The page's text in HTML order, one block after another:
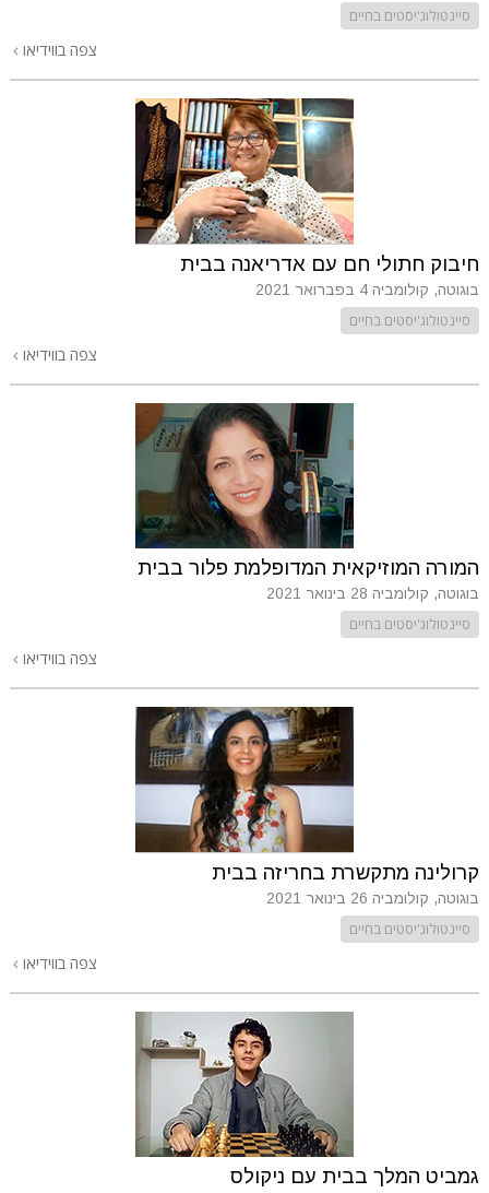
סיינטולוג'יסטים בחיים
צפה בווידיאו
חיבוק חתולי חם עם אדריאנה בבית
בוגוטה, קולומביה 4 בפברואר 2021
סיינטולוג'יסטים בחיים
צפה בווידיאו
המורה המוזיקאית המדופלמת פלור בבית
בוגוטה, קולומביה 28 בינואר 2021
סיינטולוג'יסטים בחיים
צפה בווידיאו
קרולינה מתקשרת בחריזה בבית
בוגוטה, קולומביה 26 בינואר 2021
סיינטולוג'יסטים בחיים
צפה בווידיאו
גמביט המלך בבית עם ניקולס